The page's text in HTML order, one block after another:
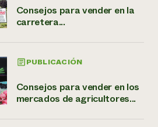
Consejos para vender en la
carretera...
PUBLICACIÓN
Consejos para vender en los
mercados de agricultores...